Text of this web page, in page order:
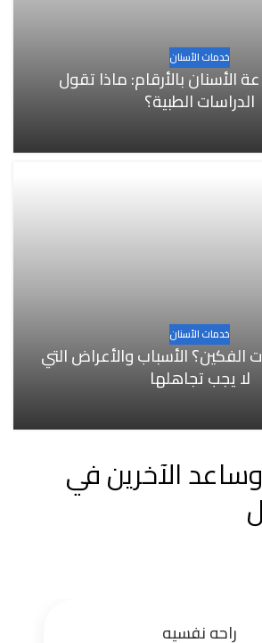
خدمات الأسنان
الأسنان بالأرقام: ماذا تقول
الدراسات الطبية؟
خدمات الأسنان
الأسباب والأعراض التي
لا يجب تجاهلها
الآخرين في
راحه نفسيه